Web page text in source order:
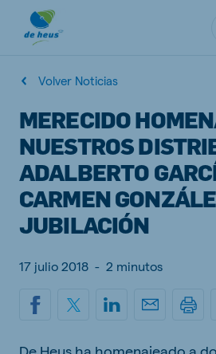
Volver Noticias
MERECIDO
NUESTROS
ADALBERTO
CARMEN
JUBILACIÓN
17 julio 2018 - 2 minutos
De Heus ha homenajeado a